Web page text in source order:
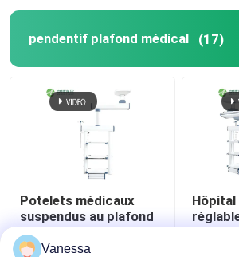
pendentif plafond médical (17)
Potelets médicaux
suspendus au plafond
AMBER à fonctions
intégrées et flexibles
Vanessa